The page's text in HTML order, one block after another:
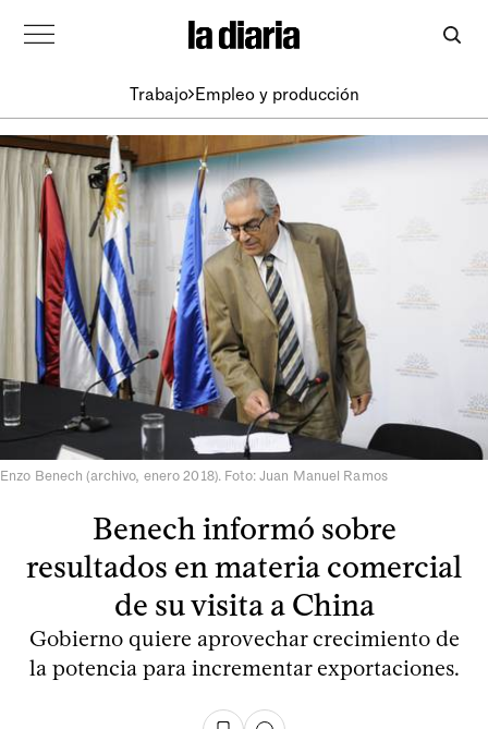
Trabajo Empleo y producción
Enzo Benech (archivo, enero 2018). Foto: Juan Manuel Ramos
Benech informó sobre
resultados en materia comercial
de su visita a China
Gobierno quiere aprovechar crecimiento de
la potencia para incrementar exportaciones.